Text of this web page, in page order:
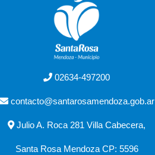
02634-497200
contacto@santarosamendoza.gob.ar
Julio A. Roca 281 Villa Cabecera,
Santa Rosa Mendoza CP: 5596